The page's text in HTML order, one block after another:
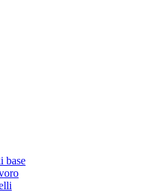
base